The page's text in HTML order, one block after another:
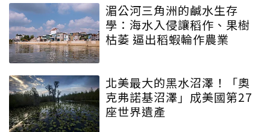
湄公河三角洲的鹹水生存
學：海水入侵讓稻作、果樹
枯萎 逼出稻蝦輪作農業
北美最大的黑水沼澤！「奧
克弗諾基沼澤」成美國第27
座世界遺產